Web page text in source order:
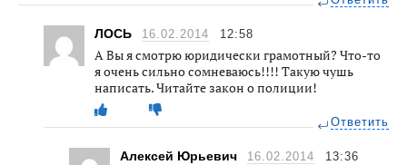
ЛОСЬ 16.02.2014 12:58
А Вы я смотрю юридически грамотный? Что-то
я очень сильно сомневаюсь!!!! Такую чушь
написать. Читайте закон о полиции!
Ответить
Алексей Юрьевич 16.02.2014 13:36